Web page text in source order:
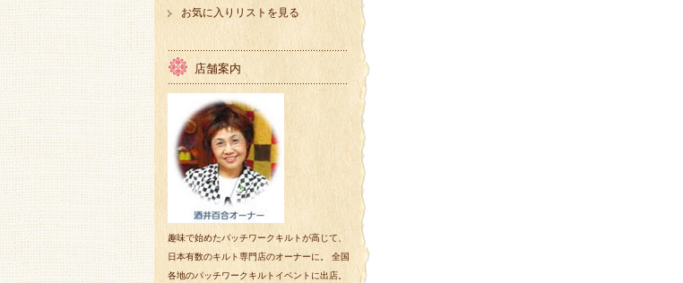
お気に入りリストを見る
店舗案内
趣味で始めたパッチワークキルトが高じて、
日本有数のキルト専門店のオーナーに。 全国
各地のパッチワークキルトイベントに出店。